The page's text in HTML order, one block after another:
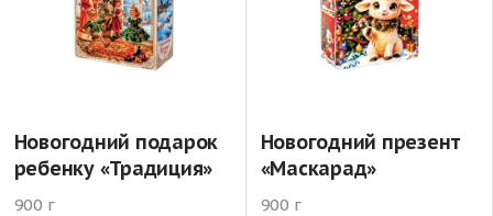
Новогодний подарок
ребенку «Традиция»
900 г
Новогодний презент
«Маскарад»
900 г